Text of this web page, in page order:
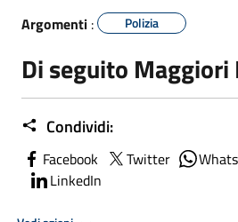
Argomenti : Polizia
Di seguito
Condividi:
Facebook Twitter
LinkedIn